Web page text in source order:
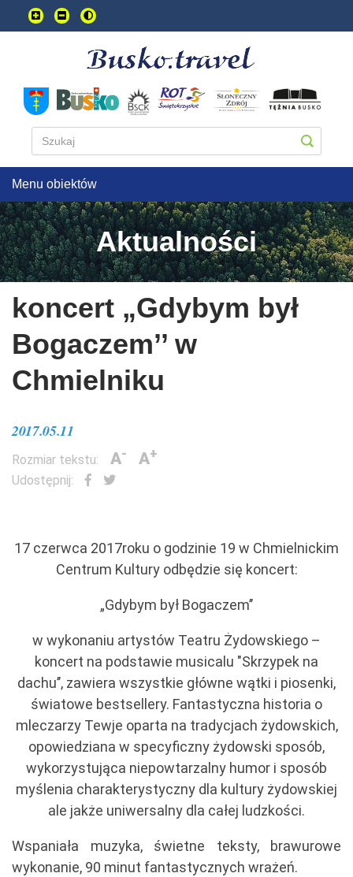
Przejdź
do
głownej
Menu obiektów
Aktualności
koncert „Gdybym był
Bogaczem’’ w
Chmielniku
2017.05.11
Rozmiar tekstu: A- A+
Udostępnij:
17 czerwca 2017roku o godzinie 19 w Chmielnickim
Centrum Kultury odbędzie się koncert:
„Gdybym był Bogaczem’’
w wykonaniu artystów Teatru Żydowskiego –
koncert na podstawie musicalu "Skrzypek na
dachu’’, zawiera wszystkie główne wątki i piosenki,
światowe bestsellery. Fantastyczna historia o
mleczarzy Tewje oparta na tradycjach żydowskich,
opowiedziana w specyficzny żydowski sposób,
wykorzystująca niepowtarzalny humor i sposób
myślenia charakterystyczny dla kultury żydowskiej
ale jakże uniwersalny dla całej ludzkości.
Wspaniała muzyka, świetne teksty, brawurowe
wykonanie, 90 minut fantastycznych wrażeń.